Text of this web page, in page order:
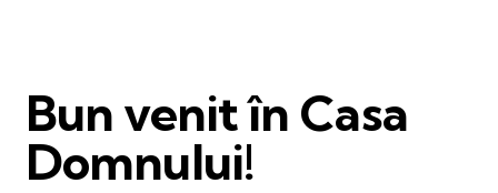
Bun venit în Casa
Domnului!